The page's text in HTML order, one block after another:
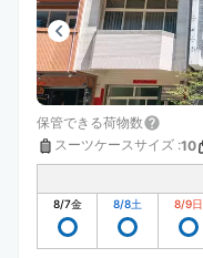
保管できる荷物数
スーツケースサイズ :10
8/7金 8/8土 8/9日